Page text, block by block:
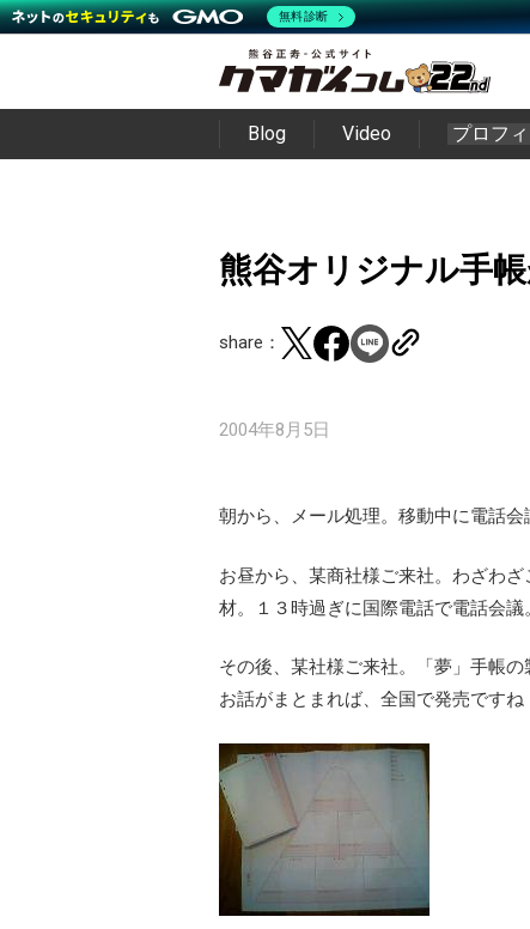
Blog Video プロフ
熊谷オリジナル手
share：
2004年8月5日
朝から、メール処理。移動中に電話会
お昼から、某商社様ご来社。わざわ
材。１３時過ぎに国際電話で電話会議
その後、某社様ご来社。「夢」手帳
お話がまとまれば、全国で発売ですね
無料診断